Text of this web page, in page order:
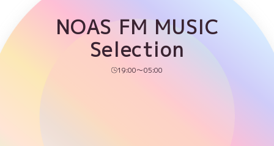
NOAS FM MUSIC
Selection
19:00～05:00